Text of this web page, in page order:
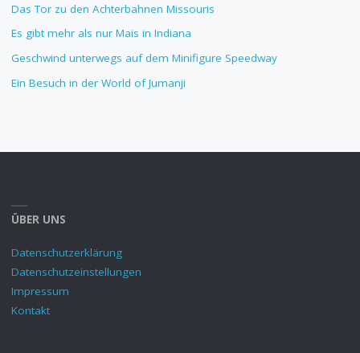
Das Tor zu den Achterbahnen Missouris
Es gibt mehr als nur Mais in Indiana
Geschwind unterwegs auf dem Minifigure Speedway
Ein Besuch in der World of Jumanji
ÜBER UNS
Datenschutzerklärung
Datenschutzeinstellungen
Impressum
Kontakt